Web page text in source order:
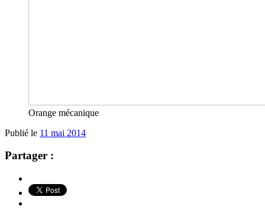
Orange mécanique
Publié le 11 mai 2014
Partager :